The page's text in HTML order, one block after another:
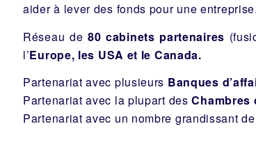
aider à lever des fonds pour une entreprise.
Réseau de 80 cabinets partenaires
l’Europe, les USA et le Canada.
Partenariat avec plusieurs Banques
Partenariat avec la plupart desChambres
Partenariat avec un nombre grandissant